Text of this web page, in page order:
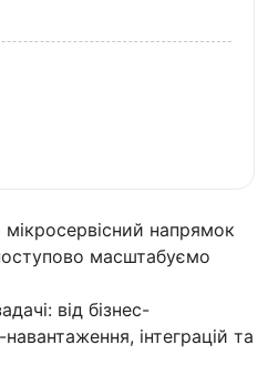
напрямок
масштабуємо
від бізнес-
інтеграцій та